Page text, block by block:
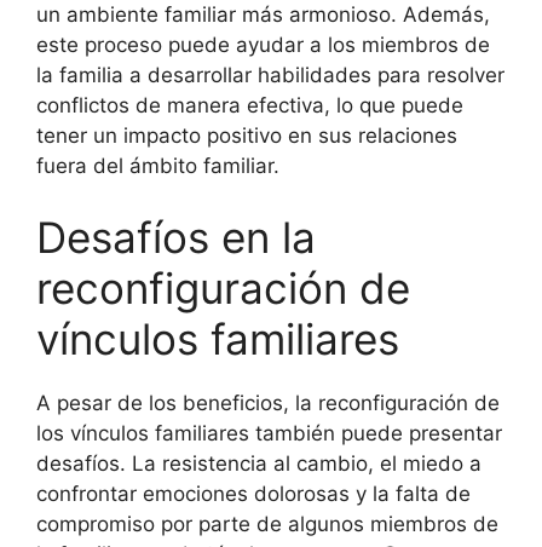
un ambiente familiar más armonioso. Además,
este proceso puede ayudar a los miembros de
la familia a desarrollar habilidades para resolver
conflictos de manera efectiva, lo que puede
tener un impacto positivo en sus relaciones
fuera del ámbito familiar.
Desafíos en la
reconfiguración de
vínculos familiares
A pesar de los beneficios, la reconfiguración de
los vínculos familiares también puede presentar
desafíos. La resistencia al cambio, el miedo a
confrontar emociones dolorosas y la falta de
compromiso por parte de algunos miembros de